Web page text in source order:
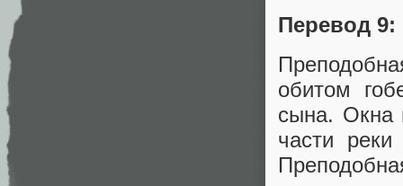
Перевод 9:
обитом
сына. Окна
части